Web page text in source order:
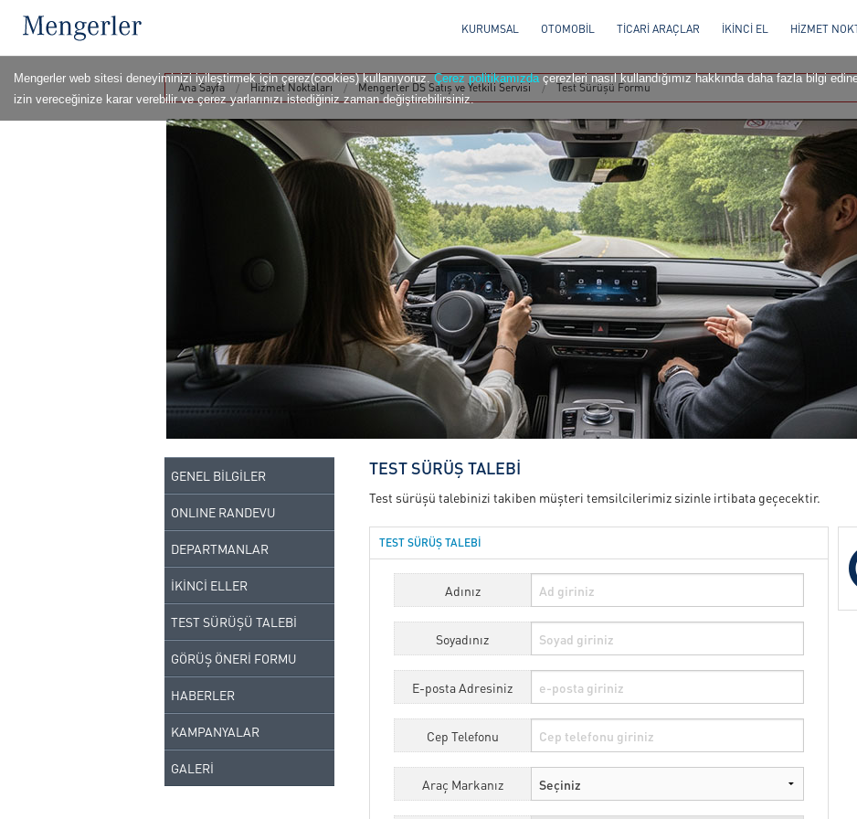
KURUMSAL OTOMOBİL TİCARİ ARAÇLAR İKİNCİ EL HİZMET
Ana Sayfa Hizmet Noktaları Mengerler DS Satış ve Yetkili Servisi Test Sürüşü Formu
GENEL BİLGİLER
ONLINE RANDEVU
DEPARTMANLAR
İKİNCİ ELLER
TEST SÜRÜŞÜ TALEBİ
GÖRÜŞ ÖNERİ FORMU
HABERLER
KAMPANYALAR
GALERİ
TEST SÜRÜŞ TALEBİ
Test sürüşü talebinizi takiben müşteri temsilcilerimiz sizinle irtibata geçecektir.
TEST SÜRÜŞ TALEBİ
Adınız
Soyadınız
E-posta Adresiniz
Cep Telefonu
Araç Markanız
Mengerler web sitesi deneyiminizi iyileştirmek için çerez(cookies) kullanıyoruz.Çerez politikamızdaçerezleri nasıl kullandığımız hakkında daha fazla bilgi
izin vereceğinize karar verebilir ve çerez yarlarınızı istediğiniz zaman değiştirebilirsiniz.